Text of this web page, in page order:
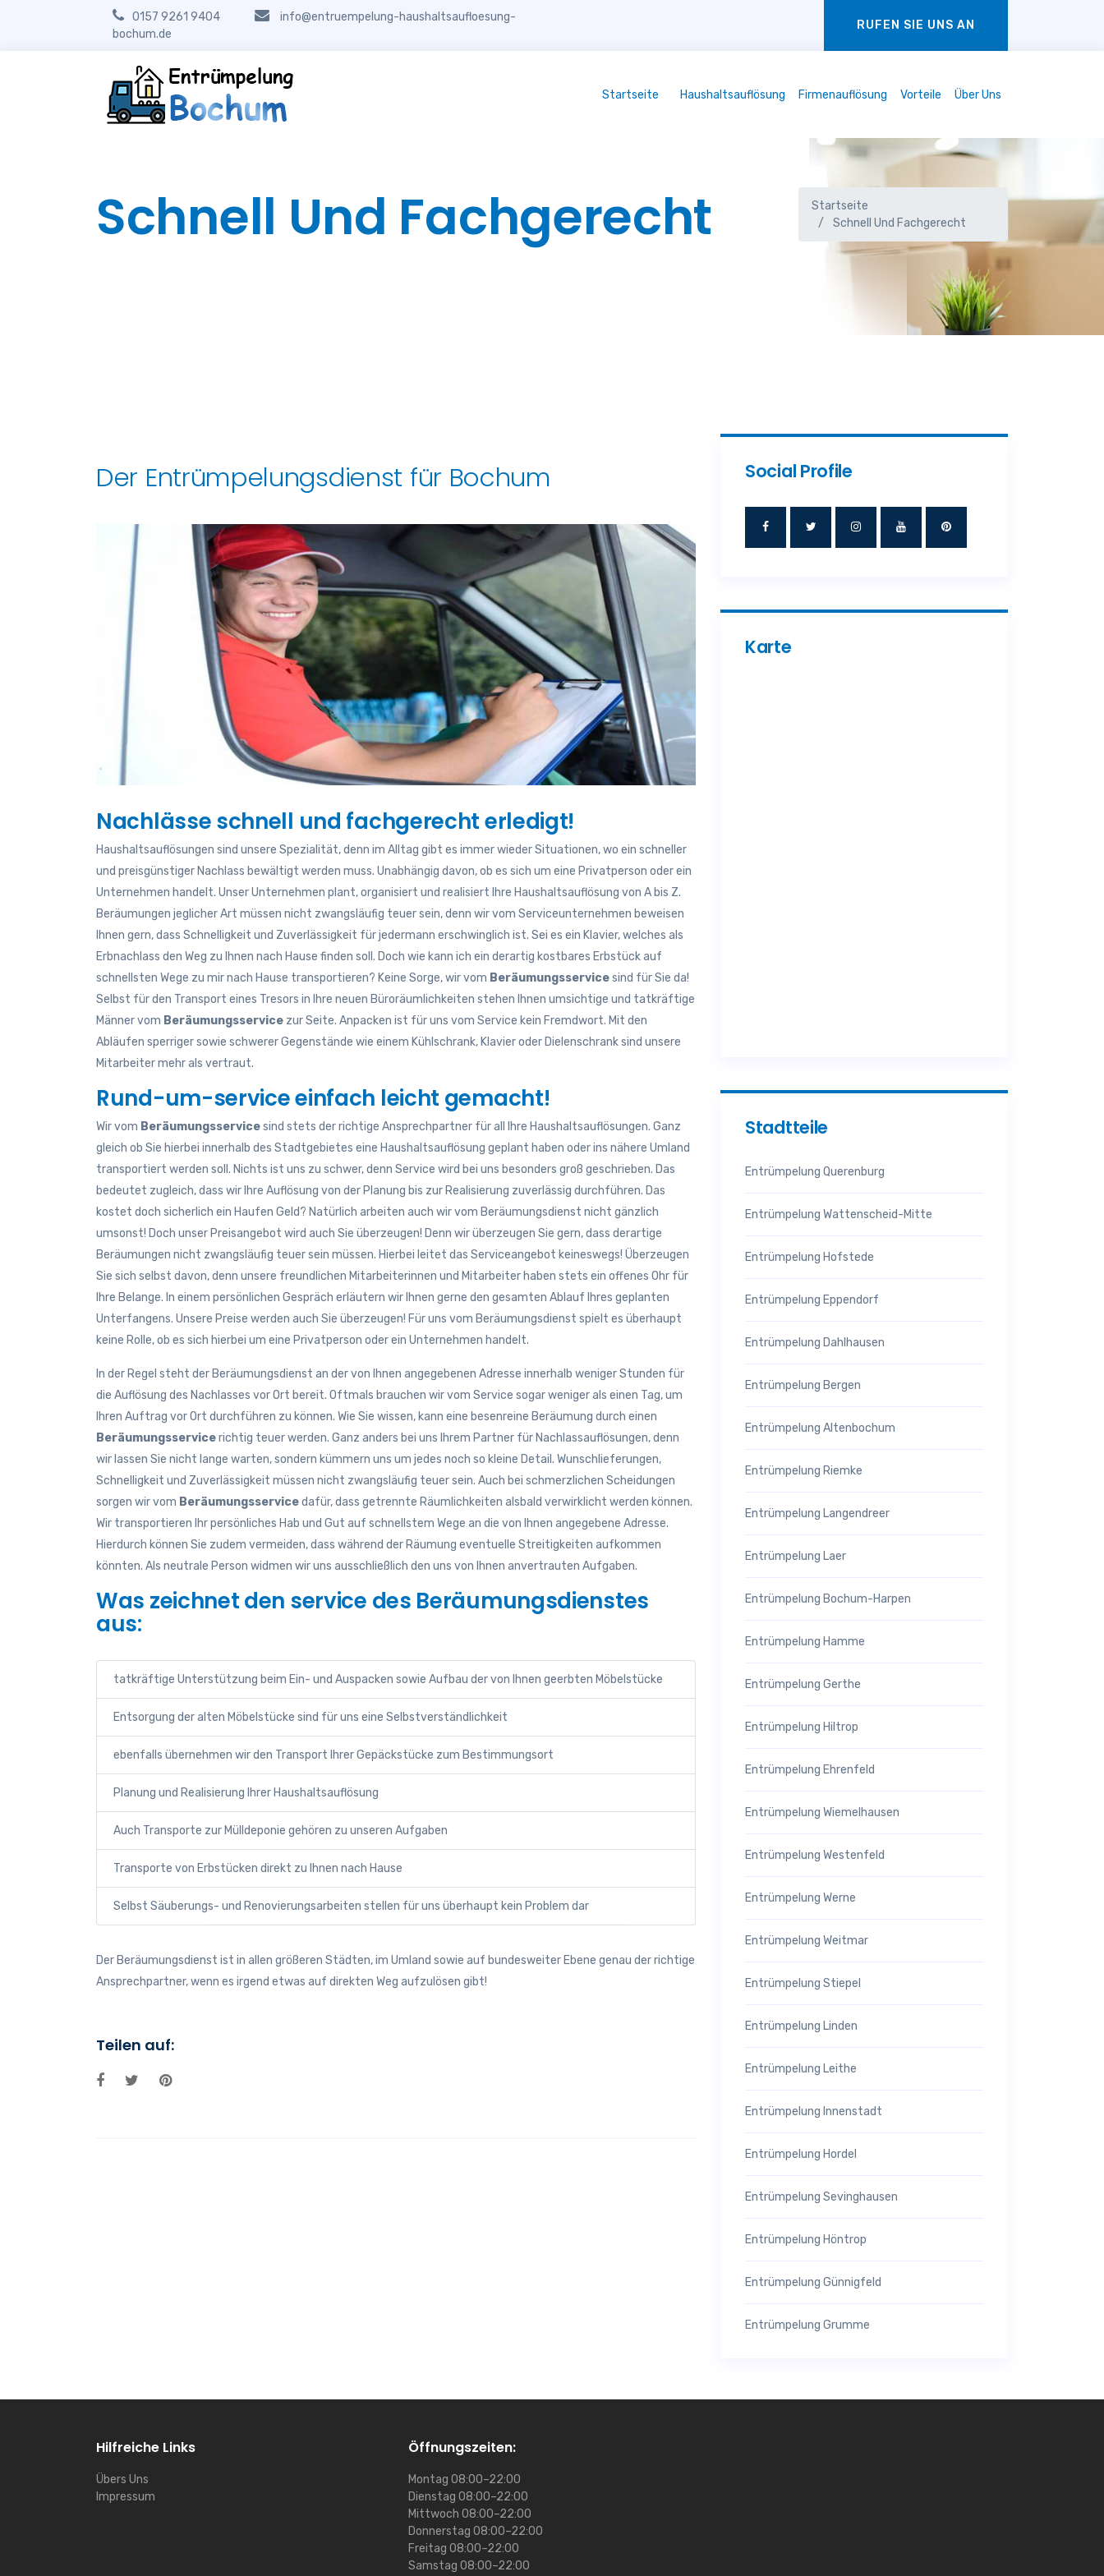
0157 9261 9404
info@entruempelung-haushaltsaufloesung-
bochum.de
RUFEN SIE UNS AN
Startseite Haushaltsauflösung Firmenauflösung Vorteile Über Uns
Schnell Und Fachgerecht
Startseite
Schnell Und Fachgerecht
Der Entrümpelungsdienst für Bochum
Nachlässe schnell und fachgerecht erledigt!
Haushaltsauflösungen sind unsere Spezialität, denn im Alltag gibt es immer wieder Situationen, wo ein schneller
und preisgünstiger Nachlass bewältigt werden muss. Unabhängig davon, ob es sich um eine Privatperson oder ein
Unternehmen handelt. Unser Unternehmen plant, organisiert und realisiert Ihre Haushaltsauflösung von A bis Z.
Beräumungen jeglicher Art müssen nicht zwangsläufig teuer sein, denn wir vom Serviceunternehmen beweisen
Ihnen gern, dass Schnelligkeit und Zuverlässigkeit für jedermann erschwinglich ist. Sei es ein Klavier, welches als
Erbnachlass den Weg zu Ihnen nach Hause finden soll. Doch wie kann ich ein derartig kostbares Erbstück auf
schnellsten Wege zu mir nach Hause transportieren? Keine Sorge, wir vom Beräumungsservicesind für Sie da!
Selbst für den Transport eines Tresors in Ihre neuen Büroräumlichkeiten stehen Ihnen umsichtige und tatkräftige
Männer vom Beräumungsservice zur Seite. Anpacken ist für uns vom Service kein Fremdwort. Mit den
Abläufen sperriger sowie schwerer Gegenstände wie einem Kühlschrank, Klavier oder Dielenschrank sind unsere
Mitarbeiter mehr als vertraut.
Rund-um-service einfach leicht gemacht!
Wir vom Beräumungsservicesind stets der richtige Ansprechpartner für all Ihre Haushaltsauflösungen. Ganz
gleich ob Sie hierbei innerhalb des Stadtgebietes eine Haushaltsauflösung geplant haben oder ins nähere Umland
transportiert werden soll. Nichts ist uns zu schwer, denn Service wird bei uns besonders groß geschrieben. Das
bedeutet zugleich, dass wir Ihre Auflösung von der Planung bis zur Realisierung zuverlässig durchführen. Das
kostet doch sicherlich ein Haufen Geld? Natürlich arbeiten auch wir vom Beräumungsdienst nicht gänzlich
umsonst! Doch unser Preisangebot wird auch Sie überzeugen! Denn wir überzeugen Sie gern, dass derartige
Beräumungen nicht zwangsläufig teuer sein müssen. Hierbei leitet das Serviceangebot keineswegs! Überzeugen
Sie sich selbst davon, denn unsere freundlichen Mitarbeiterinnen und Mitarbeiter haben stets ein offenes Ohr für
Ihre Belange. In einem persönlichen Gespräch erläutern wir Ihnen gerne den gesamten Ablauf Ihres geplanten
Unterfangens. Unsere Preise werden auch Sie überzeugen! Für uns vom Beräumungsdienst spielt es überhaupt
keine Rolle, ob es sich hierbei um eine Privatperson oder ein Unternehmen handelt.
In der Regel steht der Beräumungsdienst an der von Ihnen angegebenen Adresse innerhalb weniger Stunden für
die Auflösung des Nachlasses vor Ort bereit. Oftmals brauchen wir vom Service sogar weniger als einen Tag, um
Ihren Auftrag vor Ort durchführen zu können. Wie Sie wissen, kann eine besenreine Beräumung durch einen
Beräumungsservicerichtig teuer werden. Ganz anders bei uns Ihrem Partner für Nachlassauflösungen, denn
wir lassen Sie nicht lange warten, sondern kümmern uns um jedes noch so kleine Detail. Wunschlieferungen,
Schnelligkeit und Zuverlässigkeit müssen nicht zwangsläufig teuer sein. Auch bei schmerzlichen Scheidungen
sorgen wir vom Beräumungsservicedafür, dass getrennte Räumlichkeiten alsbald verwirklicht werden können.
Wir transportieren Ihr persönliches Hab und Gut auf schnellstem Wege an die von Ihnen angegebene Adresse.
Hierdurch können Sie zudem vermeiden, dass während der Räumung eventuelle Streitigkeiten aufkommen
könnten. Als neutrale Person widmen wir uns ausschließlich den uns von Ihnen anvertrauten Aufgaben.
Was zeichnet den service des Beräumungsdienstes
aus:
tatkräftige Unterstützung beim Ein- und Auspacken sowie Aufbau der von Ihnen geerbten Möbelstücke
Entsorgung der alten Möbelstücke sind für uns eine Selbstverständlichkeit
ebenfalls übernehmen wir den Transport Ihrer Gepäckstücke zum Bestimmungsort
Planung und Realisierung Ihrer Haushaltsauflösung
Auch Transporte zur Mülldeponie gehören zu unseren Aufgaben
Transporte von Erbstücken direkt zu Ihnen nach Hause
Selbst Säuberungs- und Renovierungsarbeiten stellen für uns überhaupt kein Problem dar
Der Beräumungsdienst ist in allen größeren Städten, im Umland sowie auf bundesweiter Ebene genau der richtige
Ansprechpartner, wenn es irgend etwas auf direkten Weg aufzulösen gibt!
Teilen auf:
Social Profile
Karte
Stadtteile
Entrümpelung Querenburg
Entrümpelung Wattenscheid-Mitte
Entrümpelung Hofstede
Entrümpelung Eppendorf
Entrümpelung Dahlhausen
Entrümpelung Bergen
Entrümpelung Altenbochum
Entrümpelung Riemke
Entrümpelung Langendreer
Entrümpelung Laer
Entrümpelung Bochum-Harpen
Entrümpelung Hamme
Entrümpelung Gerthe
Entrümpelung Hiltrop
Entrümpelung Ehrenfeld
Entrümpelung Wiemelhausen
Entrümpelung Westenfeld
Entrümpelung Werne
Entrümpelung Weitmar
Entrümpelung Stiepel
Entrümpelung Linden
Entrümpelung Leithe
Entrümpelung Innenstadt
Entrümpelung Hordel
Entrümpelung Sevinghausen
Entrümpelung Höntrop
Entrümpelung Günnigfeld
Entrümpelung Grumme
Hilfreiche Links
Übers Uns
Impressum
Öffnungszeiten:
Montag 08:00–22:00
Dienstag 08:00–22:00
Mittwoch 08:00–22:00
Donnerstag 08:00–22:00
Freitag 08:00–22:00
Samstag 08:00–22:00